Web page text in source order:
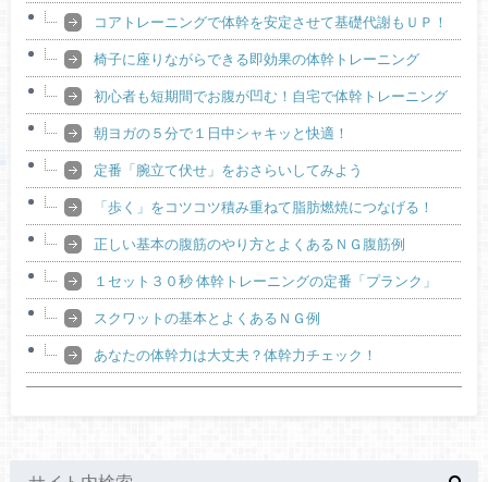
コアトレーニングで体幹を安定させて基礎代謝もＵＰ！
椅子に座りながらできる即効果の体幹トレーニング
初心者も短期間でお腹が凹む！自宅で体幹トレーニング
朝ヨガの５分で１日中シャキッと快適！
定番「腕立て伏せ」をおさらいしてみよう
「歩く」をコツコツ積み重ねて脂肪燃焼につなげる！
正しい基本の腹筋のやり方とよくあるＮＧ腹筋例
１セット３０秒 体幹トレーニングの定番「プランク」
スクワットの基本とよくあるＮＧ例
あなたの体幹力は大丈夫？体幹力チェック！